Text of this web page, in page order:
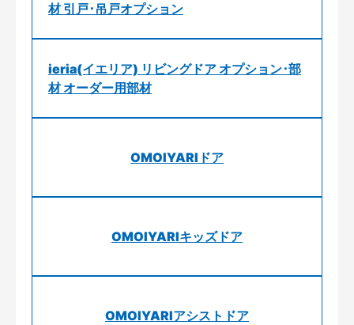
材 引戸･吊戸オプション
ieria(イエリア) リビングドア オプション･部
材 オーダー用部材
OMOIYARIドア
OMOIYARIキッズドア
OMOIYARIアシストドア